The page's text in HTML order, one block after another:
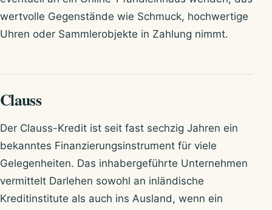
wertvolle Gegenstände wie Schmuck, hochwertige
Uhren oder Sammlerobjekte in Zahlung nimmt.
Clauss
Der Clauss-Kredit ist seit fast sechzig Jahren ein
bekanntes Finanzierungsinstrument für viele
Gelegenheiten. Das inhabergeführte Unternehmen
vermittelt Darlehen sowohl an inländische
Kreditinstitute als auch ins Ausland, wenn ein